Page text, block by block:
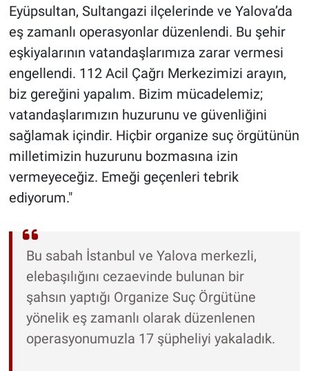
Eyüpsultan, Sultangazi ilçelerinde ve Yalova’da
eş zamanlı operasyonlar düzenlendi. Bu şehir
eşkiyalarının vatandaşlarımıza zarar vermesi
engellendi. 112 Acil Çağrı Merkezimizi arayın,
biz gereğini yapalım. Bizim mücadelemiz;
vatandaşlarımızın huzurunu ve güvenliğini
sağlamak içindir. Hiçbir organize suç örgütünün
milletimizin huzurunu bozmasına izin
vermeyeceğiz. Emeği geçenleri tebrik
ediyorum."
Bu sabah İstanbul ve Yalova merkezli,
elebaşılığını cezaevinde bulunan bir
şahsın yaptığı Organize Suç Örgütüne
yönelik eş zamanlı olarak düzenlenen
operasyonumuzla 17 şüpheliyi yakaladık.